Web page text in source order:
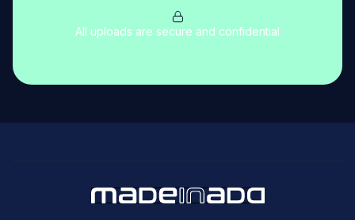
All uploads are secure and confidential